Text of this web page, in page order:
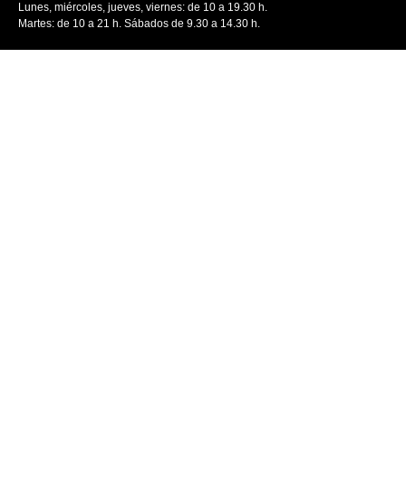
Lunes, miércoles, jueves, viernes: de 10 a 19.30 h.
Martes: de 10 a 21 h. Sábados de 9.30 a 14.30 h.